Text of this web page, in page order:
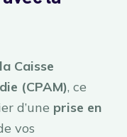
Caisse
(CPAM), ce
d’une prise en
vos